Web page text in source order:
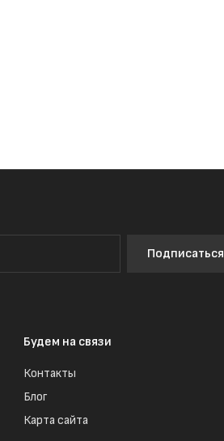
Подписаться
Будем на связи
Контакты
Блог
Карта сайта